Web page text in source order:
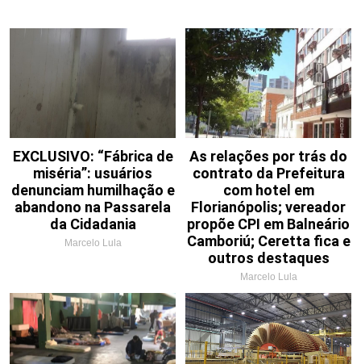
EXCLUSIVO: “Fábrica de
miséria”: usuários
denunciam humilhação e
abandono na Passarela
da Cidadania
Marcelo Lula
As relações por trás do
contrato da Prefeitura
com hotel em
Florianópolis; vereador
propõe CPI em Balneário
Camboriú; Ceretta fica e
outros destaques
Marcelo Lula